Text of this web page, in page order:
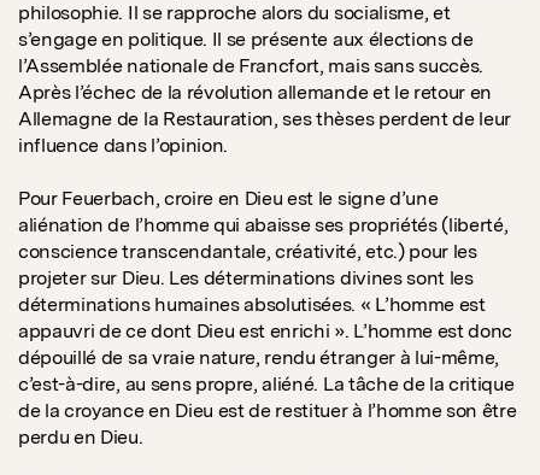
philosophie. Il se rapproche alors du socialisme, et
s’engage en politique. Il se présente aux élections de
l’Assemblée nationale de Francfort, mais sans succès.
Après l’échec de la révolution allemande et le retour en
Allemagne de la Restauration, ses thèses perdent de leur
influence dans l’opinion.
Pour Feuerbach, croire en Dieu est le signe d’une
aliénation de l’homme qui abaisse ses propriétés (liberté,
conscience transcendantale, créativité, etc.) pour les
projeter sur Dieu. Les déterminations divines sont les
déterminations humaines absolutisées. « L’homme est
appauvri de ce dont Dieu est enrichi ». L’homme est donc
dépouillé de sa vraie nature, rendu étranger à lui-même,
c’est-à-dire, au sens propre, aliéné. La tâche de la critique
de la croyance en Dieu est de restituer à l’homme son être
perdu en Dieu.